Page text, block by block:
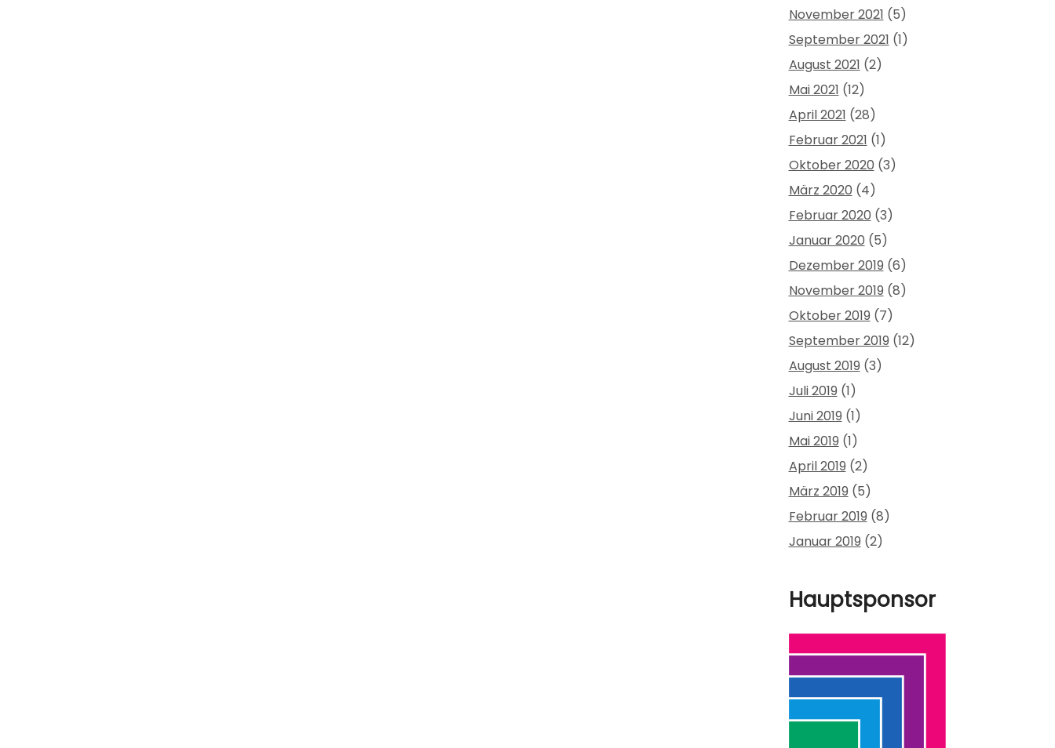
November 2021 (5)
September 2021 (1)
August 2021 (2)
Mai 2021 (12)
April 2021 (28)
Februar 2021 (1)
Oktober 2020 (3)
März 2020 (4)
Februar 2020 (3)
Januar 2020 (5)
Dezember 2019 (6)
November 2019 (8)
Oktober 2019 (7)
September 2019 (12)
August 2019 (3)
Juli 2019 (1)
Juni 2019 (1)
Mai 2019 (1)
April 2019 (2)
März 2019 (5)
Februar 2019 (8)
Januar 2019 (2)
Hauptsponsor